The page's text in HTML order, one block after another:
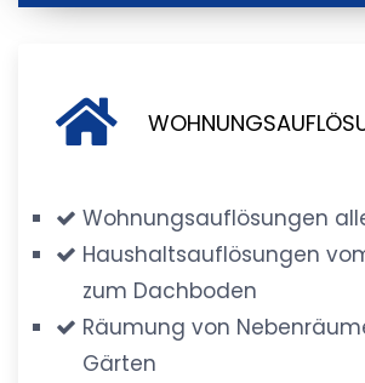
Wohnungsauflösungen
Haushaltsauflösungen
zum Dachboden
Räumung von
Gärten